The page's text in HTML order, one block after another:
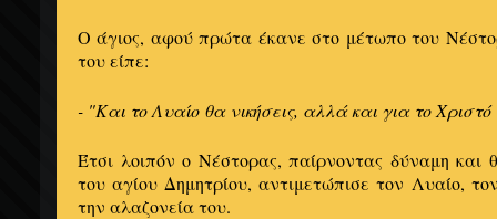
Ο άγιος, αφού πρώτα έκανε στο μέτωπο του
του είπε:
- "Και το Λυαίο θα νικήσεις, αλλά και για το
Έτσι λοιπόν ο Νέστορας, παίρνοντας δύναμη
του αγίου Δημητρίου, αντιμετώπισε τον Λυαίο,
την αλαζονεία του.